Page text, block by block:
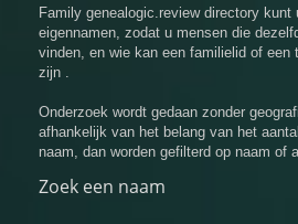
Family genealogic.review directory kunt
eigennamen, zodat u mensen die
vinden, en wie kan een familielid of een
zijn .
Onderzoek wordt gedaan zonder
afhankelijk van het belang van het
naam, dan worden gefilterd op naam of
Zoek een naam